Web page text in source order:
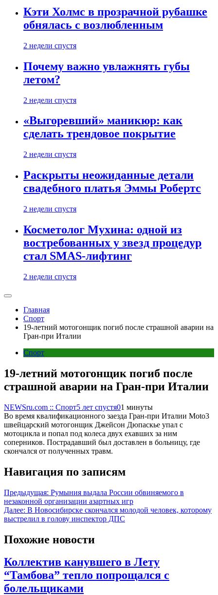
Кэти Холмс в прозрачной рубашке
обнялась с возлюбленным
2 недели спустя
Почему важно увлажнять губы
летом?
2 недели спустя
«Выгоревший» маникюр: как
сделать трендовое покрытие
2 недели спустя
Раскрыты неожиданные детали
свадебного платья Эммы Робертс
2 недели спустя
Косметолог Мухина: одной из
востребованных у звезд процедур
стал SMAS-лифтинг
2 недели спустя
Главная
Спорт
19-летний мотогонщик погиб после страшной аварии на
Гран-при Италии
Спорт
19-летний мотогонщик погиб после
страшной аварии на Гран-при Италии
NEWSru.com :: Спорт5 лет спустя01 минуты
Во время квалификационного заезда Гран-при Италии Moto3
швейцарский мотогонщик Джейсон Дюпаскье упал с
мотоцикла и попал под колеса двух ехавших за ним
соперников. Пострадавший был доставлен в больницу, где
скончался от полученных травм.
Навигация по записям
Предыдущая: Румыния выдала России обвиняемого в
незаконной организации азартных игр
Далее: В Новосибирске скончался молодой человек, которому
выстрелил в голову инспектор ДПС
Похожие новости
Коллектив канувшего в Лету
“Тамбова” тепло попрощался с
болельщиками